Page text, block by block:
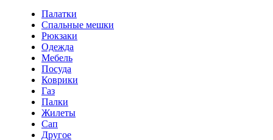
Палатки
Спальные мешки
Рюкзаки
Одежда
Мебель
Посуда
Коврики
Газ
Палки
Жилеты
Сап
Другое